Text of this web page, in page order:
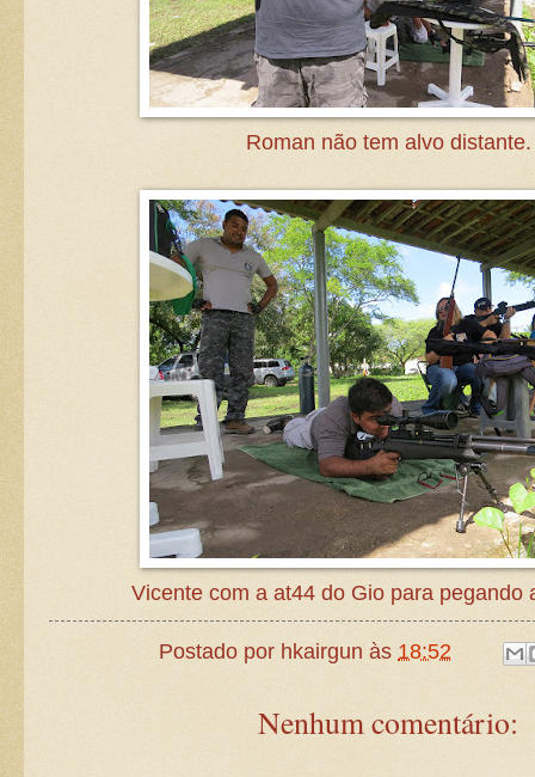
Roman não tem alvo distante.
Vicente com a at44 do Gio para pegando
Postado por hkairgun às 18:52
Nenhum comentário: